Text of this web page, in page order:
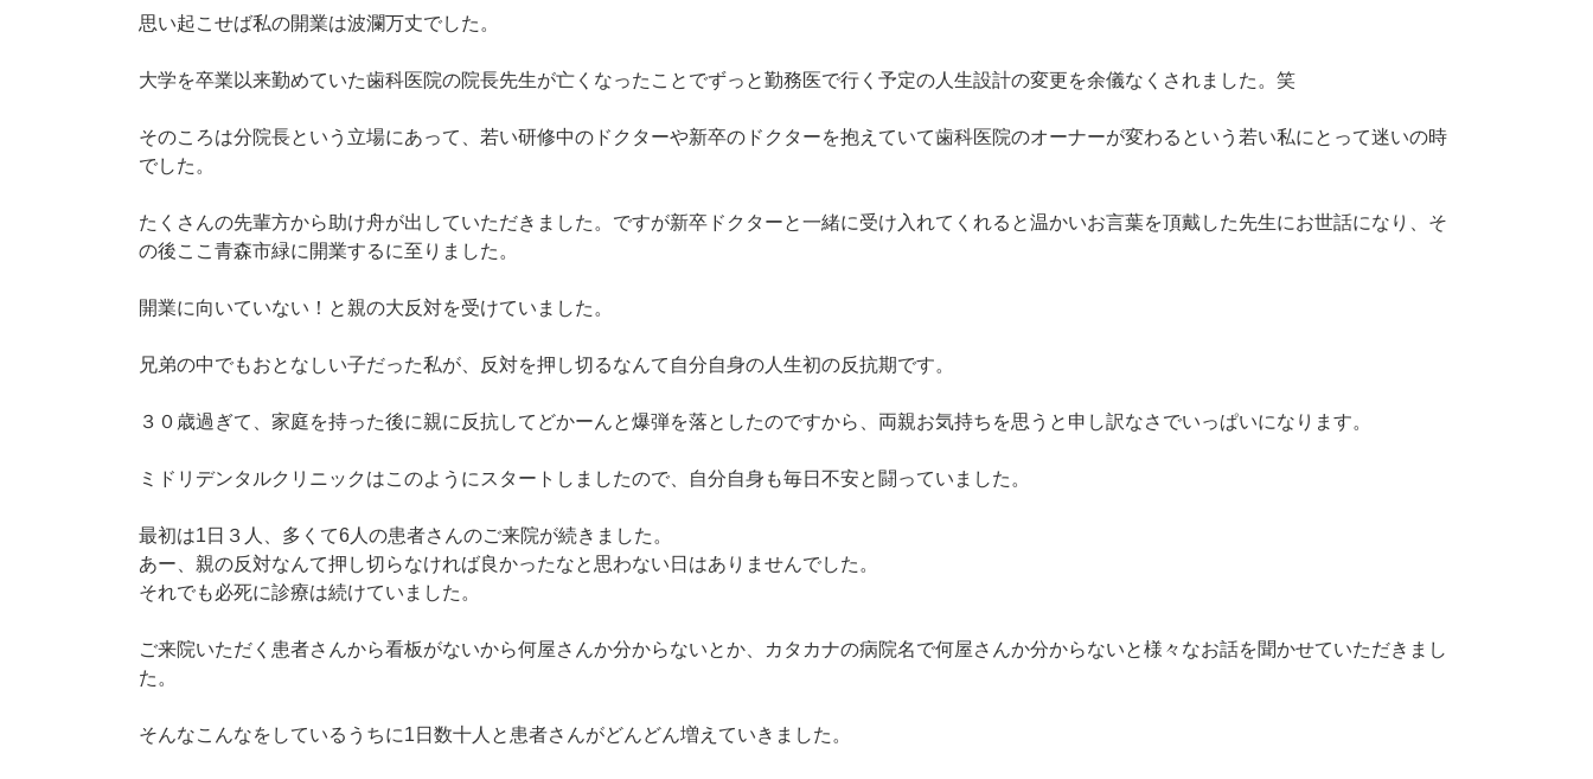
思い起こせば私の開業は波瀾万丈でした。
大学を卒業以来勤めていた歯科医院の院長先生が亡くなったことでずっと勤務医で行く予定の人生設計の変更を余儀なくされました。笑
そのころは分院長という立場にあって、若い研修中のドクターや新卒のドクターを抱えていて歯科医院のオーナーが変わるという若い私にとって迷いの時
でした。
たくさんの先輩方から助け舟が出していただきました。ですが新卒ドクターと一緒に受け入れてくれると温かいお言葉を頂戴した先生にお世話になり、そ
の後ここ青森市緑に開業するに至りました。
開業に向いていない！と親の大反対を受けていました。
兄弟の中でもおとなしい子だった私が、反対を押し切るなんて自分自身の人生初の反抗期です。
３０歳過ぎて、家庭を持った後に親に反抗してどかーんと爆弾を落としたのですから、両親お気持ちを思うと申し訳なさでいっぱいになります。
ミドリデンタルクリニックはこのようにスタートしましたので、自分自身も毎日不安と闘っていました。
最初は1日３人、多くて6人の患者さんのご来院が続きました。
あー、親の反対なんて押し切らなければ良かったなと思わない日はありませんでした。
それでも必死に診療は続けていました。
ご来院いただく患者さんから看板がないから何屋さんか分からないとか、カタカナの病院名で何屋さんか分からないと様々なお話を聞かせていただきまし
た。
そんなこんなをしているうちに1日数十人と患者さんがどんどん増えていきました。